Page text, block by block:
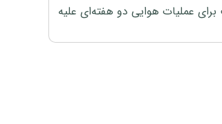
برای عملیات هوایی دو هفته‌ای علیه